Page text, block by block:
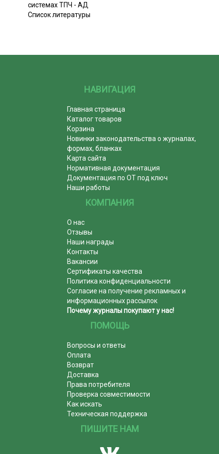
системах ТПЧ - АД
Список литературы
НАВИГАЦИЯ
Главная страница
Каталог товаров
Корзина
Новинки законодательства о журналах,
формах, бланках
Карта сайта
Нормативная документация
Документация по ОТ под ключ
Наши работы
КОМПАНИЯ
О нас
Отзывы
Наши награды
Контакты
Вакансии
Сертификаты качества
Политика конфиденциальности
Согласие на получение рекламных и
информационных рассылок
Почему журналы покупают у нас!
ПОМОЩЬ
Вопросы и ответы
Оплата
Возврат
Доставка
Права потребителя
Проверка совместимости
Как искать
Техническая поддержка
ПИШИТЕ НАМ